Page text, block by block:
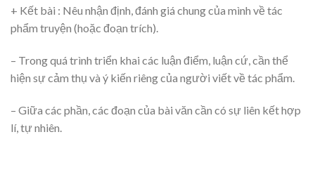
+ Kết bài : Nêu nhận định, đánh giá chung của mình về tác
phẩm truyện (hoặc đoạn trích).
– Trong quá trình triển khai các luận điểm, luận cứ, cần thể
hiện sự cảm thụ và ý kiến riêng của người viết về tác phẩm.
– Giữa các phần, các đoạn của bài văn cần có sự liên kết hợp
lí, tự nhiên.